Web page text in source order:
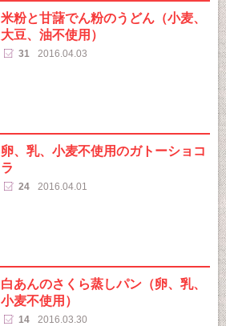
米粉と甘藷でん粉のうどん（小麦、
大豆、油不使用）
31 2016.04.03
卵、乳、小麦不使用のガトーショコ
ラ
24 2016.04.01
白あんのさくら蒸しパン（卵、乳、
小麦不使用）
14 2016.03.30